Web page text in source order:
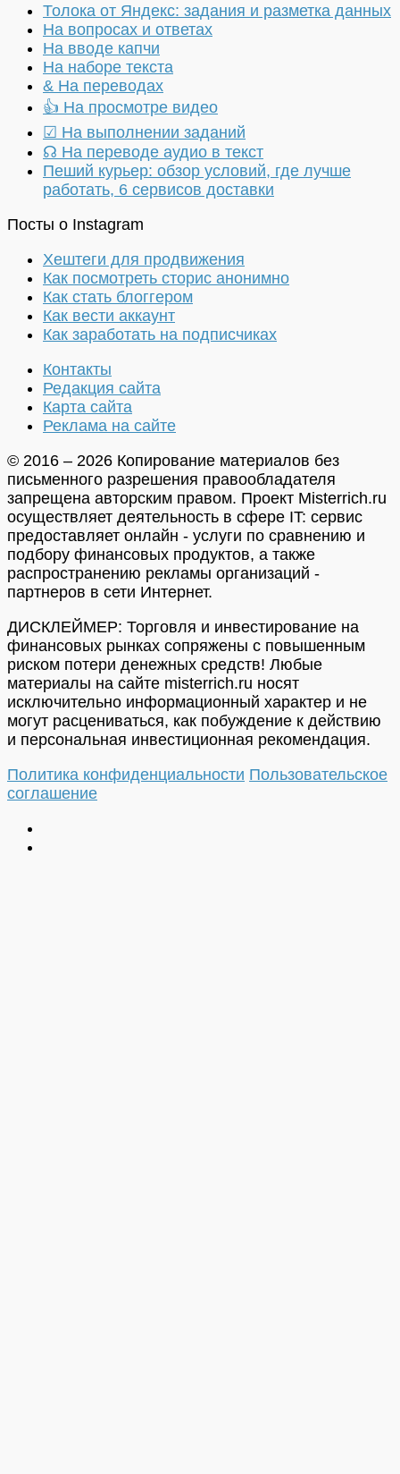
Толока от Яндекс: задания и разметка данных
На вопросах и ответах
На вводе капчи
На наборе текста
& На переводах
👍 На просмотре видео
☑ На выполнении заданий
☊ На переводе аудио в текст
Пеший курьер: обзор условий, где лучше
работать, 6 сервисов доставки
Посты о Instagram
Хештеги для продвижения
Как посмотреть сторис анонимно
Как стать блоггером
Как вести аккаунт
Как заработать на подписчиках
Контакты
Редакция сайта
Карта сайта
Реклама на сайте
© 2016 – 2026 Копирование материалов без
письменного разрешения правообладателя
запрещена авторским правом. Проект Misterrich.ru
осуществляет деятельность в сфере IT: сервис
предоставляет онлайн - услуги по сравнению и
подбору финансовых продуктов, а также
распространению рекламы организаций -
партнеров в сети Интернет.
ДИСКЛЕЙМЕР: Торговля и инвестирование на
финансовых рынках сопряжены с повышенным
риском потери денежных средств! Любые
материалы на сайте misterrich.ru носят
исключительно информационный характер и не
могут расцениваться, как побуждение к действию
и персональная инвестиционная рекомендация.
Политика конфиденциальности Пользовательское
соглашение